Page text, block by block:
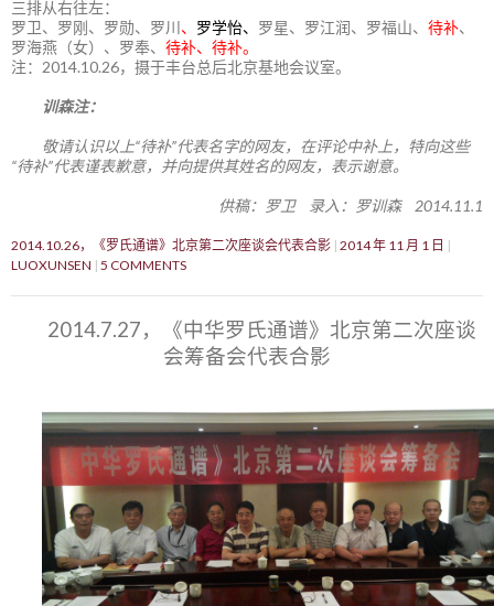
三排从右往左：
罗卫、罗刚、罗勋、罗川 、 罗学怡、 罗星、罗江润、罗福山、 待补、
罗海燕（女）、罗奉、 待补、待补。
注：2014.10.26，摄于丰台总后北京基地会议室。
训森注：
敬请认识以上“待补”代表名字的网友，在评论中补上，特向这些
“待补”代表谨表歉意，并向提供其姓名的网友，表示谢意。
供稿：罗卫 录入：罗训森 2014.11.1
2014.10.26，《罗氏通谱》北京第二次座谈会代表合影 2014 年 11 月 1 日
LUOXUNSEN 5 COMMENTS
2014.7.27，《中华罗氏通谱》北京第二次座谈
会筹备会代表合影